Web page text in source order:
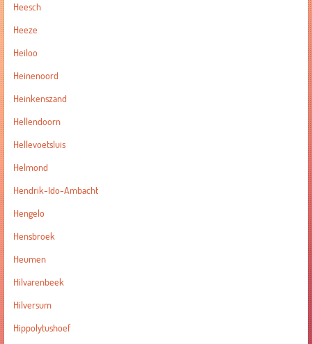
Heesch
Heeze
Heiloo
Heinenoord
Heinkenszand
Hellendoorn
Hellevoetsluis
Helmond
Hendrik-Ido-Ambacht
Hengelo
Hensbroek
Heumen
Hilvarenbeek
Hilversum
Hippolytushoef